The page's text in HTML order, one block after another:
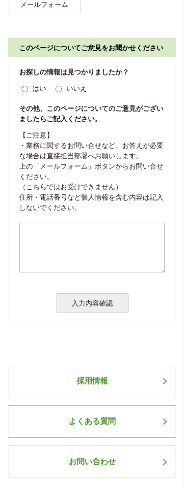
メールフォーム
このページについてご意見をお聞かせください
お探しの情報は見つかりましたか？
はい いいえ
その他、このページについてのご意見がござい
ましたらご記入ください。
【ご注意】
・業務に関するお問い合せなど、お答えが必要
な場合は直接担当部署へお願いします。
上の「メールフォーム」ボタンからお問い合せ
ください。
（こちらではお受けできません）
住所・電話番号など個人情報を含む内容は記入
しないでください。
採用情報
よくある質問
お問い合わせ